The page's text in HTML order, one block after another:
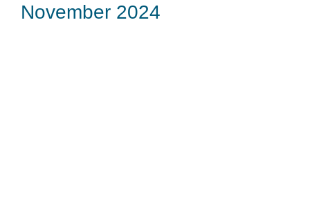
November 2024